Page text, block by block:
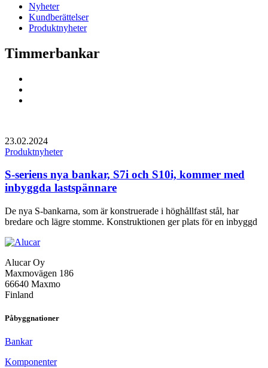
Nyheter
Kundberättelser
Produktnyheter
Timmerbankar
23.02.2024
Produktnyheter
S-seriens nya bankar, S7i och S10i, kommer med
inbyggda lastspännare
De nya S-bankarna, som är konstruerade i höghållfast stål, har
bredare och lägre stomme. Konstruktionen ger plats för en inbyggd
Alucar Oy
Maxmovägen 186
66640 Maxmo
Finland
Påbyggnationer
Bankar
Komponenter